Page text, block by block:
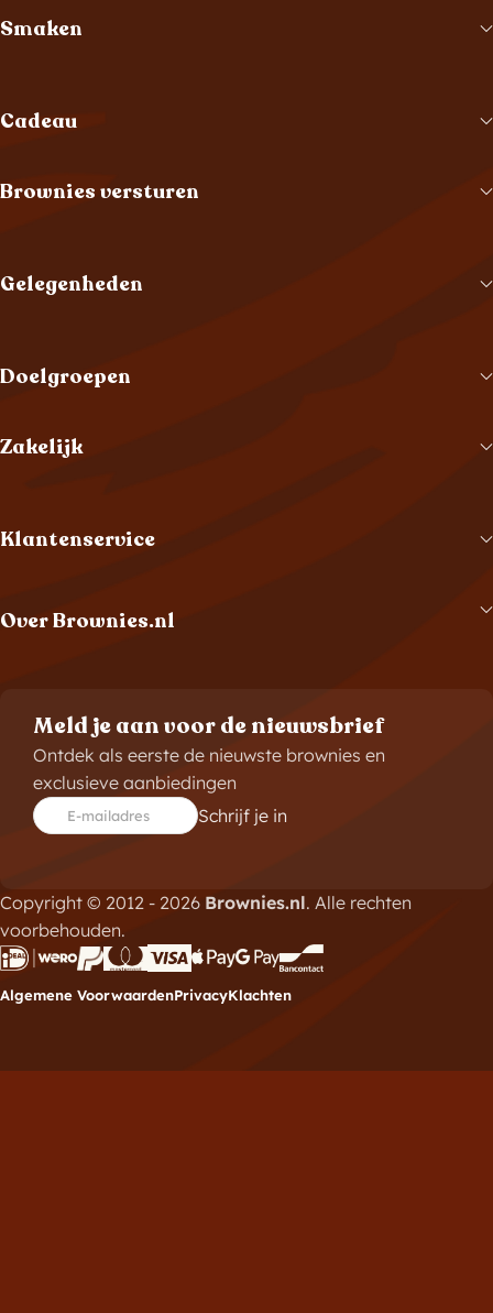
Smaken
Cadeau
Brownies versturen
Gelegenheden
Doelgroepen
Zakelijk
Klantenservice
Over Brownies.nl
Meld je aan voor de nieuwsbrief
Ontdek als eerste de nieuwste brownies en
exclusieve aanbiedingen
E-mailadres Schrijf je in
Copyright © 2012 - 2026 Brownies.nl. Alle rechten
voorbehouden.
Algemene VoorwaardenPrivacyKlachten